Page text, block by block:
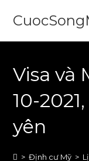
Visa và
10-
yên
> Định cư Mỹ >